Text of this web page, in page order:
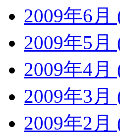
2009年6月
2009年5月
2009年4月
2009年3月
2009年2月